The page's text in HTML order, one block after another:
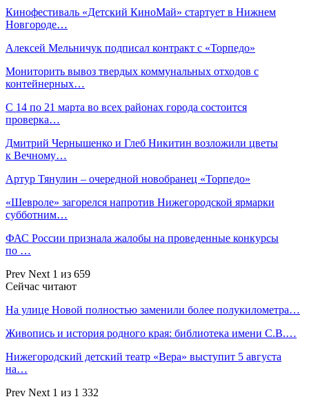
Кинофестиваль «Детский КиноМай» стартует в Нижнем
Новгороде…
Алексей Мельничук подписал контракт с «Торпедо»
Мониторить вывоз твердых коммунальных отходов с
контейнерных…
С 14 по 21 марта во всех районах города состоится
проверка…
Дмитрий Чернышенко и Глеб Никитин возложили цветы
к Вечному…
Артур Тянулин – очередной новобранец «Торпедо»
«Шевроле» загорелся напротив Нижегородской ярмарки
субботним…
ФАС России признала жалобы на проведенные конкурсы
по …
Prev Next 1 из 659
Сейчас читают
На улице Новой полностью заменили более полукилометра…
Живопись и история родного края: библиотека имени С.В.…
Нижегородский детский театр «Вера» выступит 5 августа
на…
Prev Next 1 из 1 332